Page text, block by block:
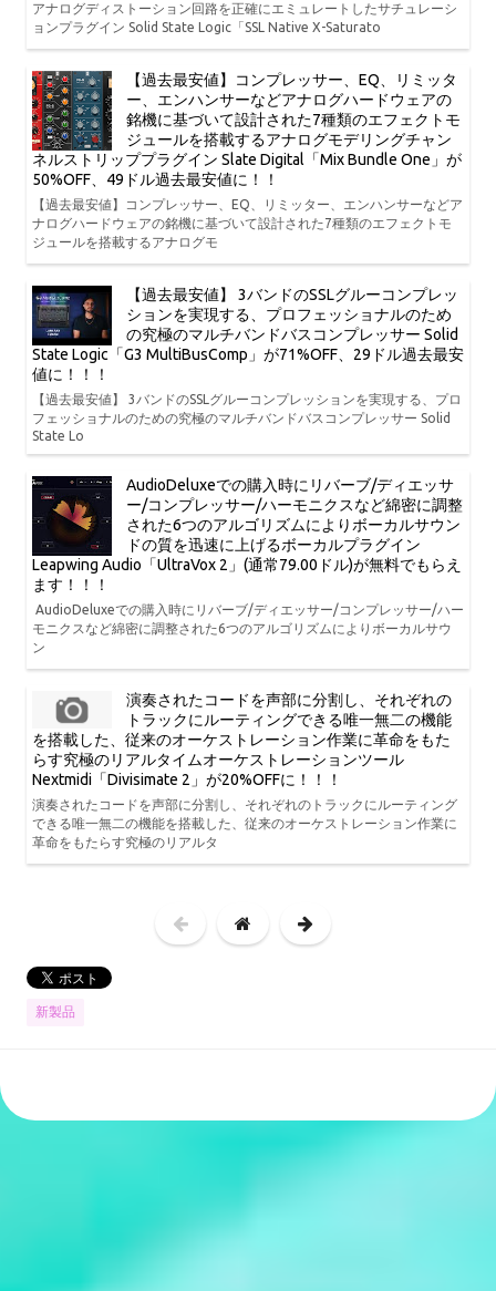
アナログディストーション回路を正確にエミュレートしたサチュレーシ
ョンプラグイン Solid State Logic「SSL Native X-Saturato
【過去最安値】コンプレッサー、EQ、リミッタ
ー、エンハンサーなどアナログハードウェアの
銘機に基づいて設計された7種類のエフェクトモ
ジュールを搭載するアナログモデリングチャン
ネルストリッププラグイン Slate Digital「Mix Bundle One」が
50%OFF、49ドル過去最安値に！！
【過去最安値】コンプレッサー、EQ、リミッター、エンハンサーなどア
ナログハードウェアの銘機に基づいて設計された7種類のエフェクトモ
ジュールを搭載するアナログモ
【過去最安値】 3バンドのSSLグルーコンプレッ
ションを実現する、プロフェッショナルのため
の究極のマルチバンドバスコンプレッサー Solid
State Logic「G3 MultiBusComp」が71%OFF、29ドル過去最安
値に！！！
【過去最安値】 3バンドのSSLグルーコンプレッションを実現する、プロ
フェッショナルのための究極のマルチバンドバスコンプレッサー Solid
State Lo
AudioDeluxeでの購入時にリバーブ/ディエッサ
ー/コンプレッサー/ハーモニクスなど綿密に調整
された6つのアルゴリズムによりボーカルサウン
ドの質を迅速に上げるボーカルプラグイン
Leapwing Audio「UltraVox 2」(通常79.00ドル)が無料でもらえ
ます！！！
AudioDeluxeでの購入時にリバーブ/ディエッサー/コンプレッサー/ハー
モニクスなど綿密に調整された6つのアルゴリズムによりボーカルサウ
ン
演奏されたコードを声部に分割し、それぞれの
トラックにルーティングできる唯一無二の機能
を搭載した、従来のオーケストレーション作業に革命をもた
らす究極のリアルタイムオーケストレーションツール
Nextmidi「Divisimate 2」が20%OFFに！！！
演奏されたコードを声部に分割し、それぞれのトラックにルーティング
できる唯一無二の機能を搭載した、従来のオーケストレーション作業に
革命をもたらす究極のリアルタ
新製品